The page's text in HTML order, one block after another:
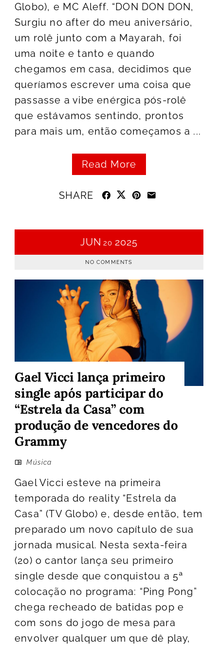
Globo), e MC Aleff. “DON DON DON,
Surgiu no after do meu aniversário,
um rolê junto com a Mayarah, foi
uma noite e tanto e quando
chegamos em casa, decidimos que
queríamos escrever uma coisa que
passasse a vibe enérgica pós-rolê
que estávamos sentindo, prontos
para mais um, então começamos a ...
Read More
SHARE
JUN 20 2025
NO COMMENTS
Gael Vicci lança primeiro
single após participar do
“Estrela da Casa” com
produção de vencedores do
Grammy
Música
Gael Vicci esteve na primeira
temporada do reality “Estrela da
Casa” (TV Globo) e, desde então, tem
preparado um novo capítulo de sua
jornada musical. Nesta sexta-feira
(20) o cantor lança seu primeiro
single desde que conquistou a 5ª
colocação no programa: “Ping Pong”
chega recheado de batidas pop e
com sons do jogo de mesa para
envolver qualquer um que dê play,